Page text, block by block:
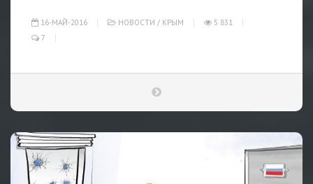
16-МАЙ-2016 НОВОСТИ / КРЫМ
5 831
7